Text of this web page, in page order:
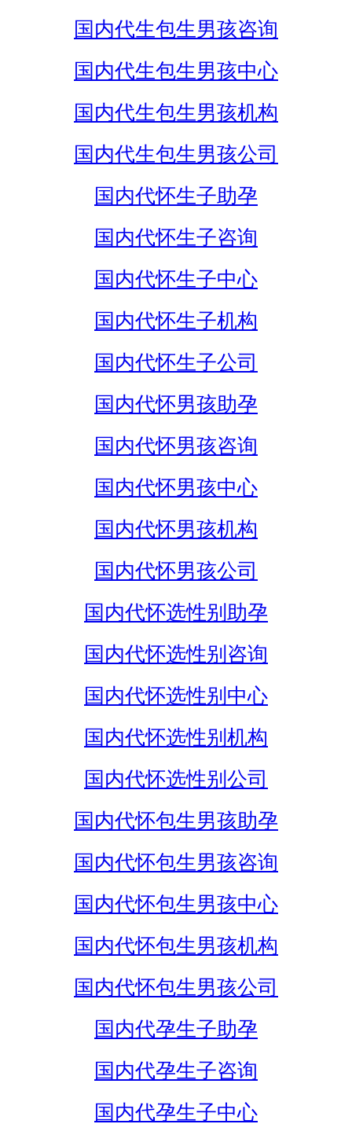
国内代生包生男孩咨询
国内代生包生男孩中心
国内代生包生男孩机构
国内代生包生男孩公司
国内代怀生子助孕
国内代怀生子咨询
国内代怀生子中心
国内代怀生子机构
国内代怀生子公司
国内代怀男孩助孕
国内代怀男孩咨询
国内代怀男孩中心
国内代怀男孩机构
国内代怀男孩公司
国内代怀选性别助孕
国内代怀选性别咨询
国内代怀选性别中心
国内代怀选性别机构
国内代怀选性别公司
国内代怀包生男孩助孕
国内代怀包生男孩咨询
国内代怀包生男孩中心
国内代怀包生男孩机构
国内代怀包生男孩公司
国内代孕生子助孕
国内代孕生子咨询
国内代孕生子中心